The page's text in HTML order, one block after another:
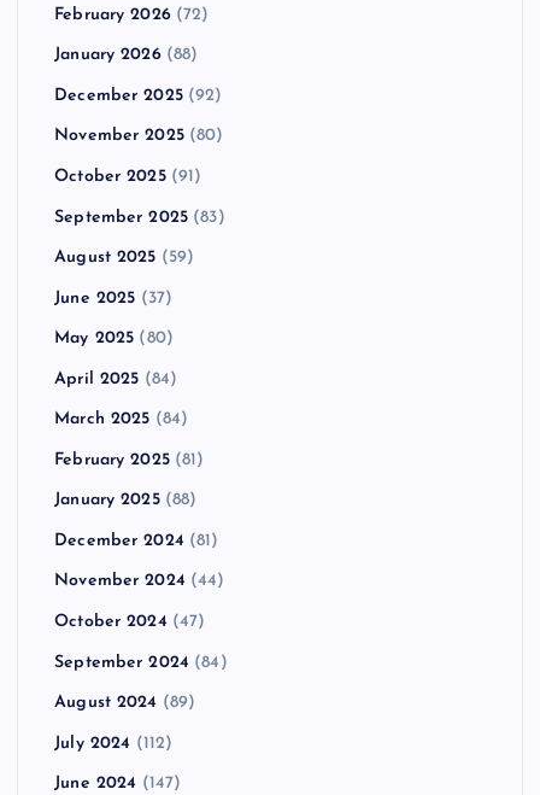
February 2026(72)
January 2026(88)
December 2025(92)
November 2025(80)
October 2025(91)
September 2025 (83)
August 2025 (59)
June 2025 (37)
May 2025 (80)
April 2025 (84)
March 2025 (84)
February 2025(81)
January 2025(88)
December 2024 (81)
November 2024 (44)
October 2024 (47)
September 2024 (84)
August 2024 (89)
July 2024 (112)
June 2024 (147)